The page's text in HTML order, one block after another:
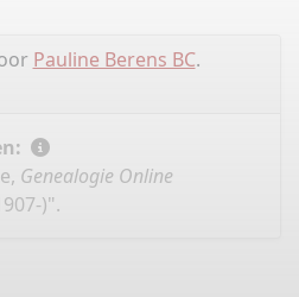
Pauline Berens BC.
Genealogie Online
)".